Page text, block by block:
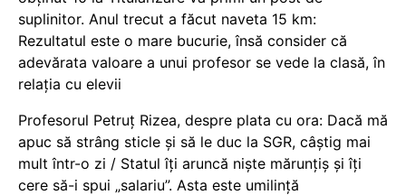
suplinitor. Anul trecut a făcut naveta 15 km:
Rezultatul este o mare bucurie, însă consider că
adevărata valoare a unui profesor se vede la clasă, în
relația cu elevii
Profesorul Petruț Rizea, despre plata cu ora: Dacă mă
apuc să strâng sticle și să le duc la SGR, câștig mai
mult într-o zi / Statul îți aruncă niște mărunțiș și îți
cere să-i spui „salariu”. Asta este umilință